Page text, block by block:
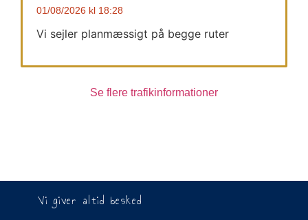
01/08/2026 18:28
Vi sejler planmæssigt på begge ruter
Se flere trafikinformationer
Vi giver altid besked